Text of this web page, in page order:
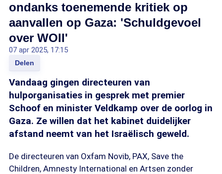
ondanks toenemende kritiek op
aanvallen op Gaza: 'Schuldgevoel
over WOII'
07 apr 2025, 17:15
Delen
Vandaag gingen directeuren van
hulporganisaties in gesprek met premier
Schoof en minister Veldkamp over de oorlog in
Gaza. Ze willen dat het kabinet duidelijker
afstand neemt van het Israëlisch geweld.
De directeuren van Oxfam Novib, PAX, Save the
Children, Amnesty International en Artsen zonder